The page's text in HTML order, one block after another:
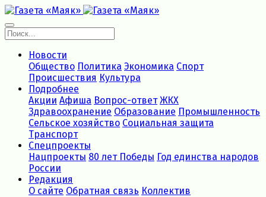
Новости
Общество Политика Экономика Спорт
Происшествия Культура
Подробнее
Акции Афиша Вопрос-ответ ЖКХ
Здравоохранение Образование Промышленность
Сельское хозяйство Социальная защита
Транспорт
Спецпроекты
Нацпроекты 80 лет Победы Год единства народов
России
Редакция
О сайте Обратная связь Коллектив